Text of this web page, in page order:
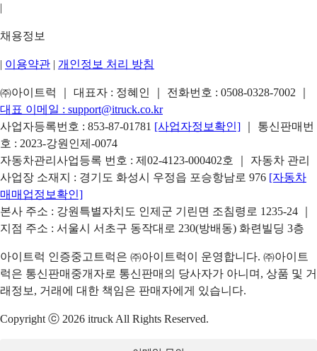
|
채용정보
| 이용약관 | 개인정보 처리 방침
㈜아이트럭 ｜ 대표자 : 정혜인 ｜ 전화번호 : 0508-0328-7002
대표 이메일 : support@itruck.co.kr
사업자등록번호 : 853-87-01781 [사업자정보확인]
｜ 통신판매번
호 : 2023-강원인제-0074
자동차관리사업등록 번호 : 제02-4123-000402호 ｜ 자동차 관리
사업장 소재지 : 경기도 화성시 우정읍 포승항남로 976 [자동차
매매업정보확인]
본사 주소 : 강원특별자치도 인제군 기린면 조침령로 1235-24 ｜
지점 주소 : 서울시 서초구 동작대로 230(방배동) 화련빌딩 3층
아이트럭 인증중고트럭은 ㈜아이트럭이 운영합니다. ㈜아이트
럭은 통신판매중개자로 통신판매의 당사자가 아니며, 상품 및 거
래정보, 거래에 대한 책임은 판매자에게 있습니다.
Copyright ⓒ 2026 itruck All Rights Reserved.